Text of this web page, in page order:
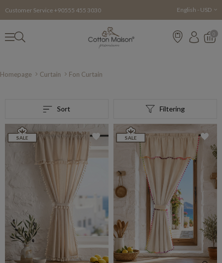
Customer Service +90555 455 3030 English - USD
0
Homepage Curtain Fon Curtain
Filtering
Sort
SALE SALE